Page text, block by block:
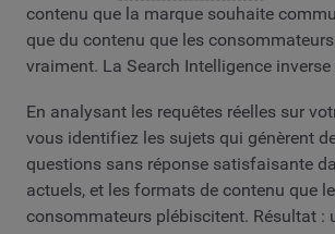
contenu que la marque souhaite
que du contenu que les
vraiment. La Search Intelligence
En analysant les requêtes réelles sur
vous identifiez les sujets qui génèrent
questions sans réponse satisfaisante
actuels, et les formats de contenu que
consommateurs plébiscitent. Résultat :